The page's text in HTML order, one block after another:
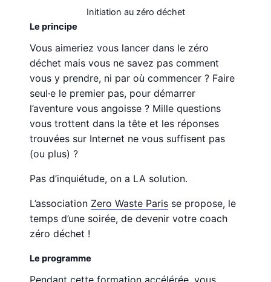
Initiation au zéro déchet
Le principe
Vous aimeriez vous lancer dans le zéro
déchet mais vous ne savez pas comment
vous y prendre, ni par où commencer ? Faire
seul·e le premier pas, pour démarrer
l’aventure vous angoisse ? Mille questions
vous trottent dans la tête et les réponses
trouvées sur Internet ne vous suffisent pas
(ou plus) ?
Pas d’inquiétude, on a LA solution.
L’association Zero Waste Paris se propose, le
temps d’une soirée, de devenir votre coach
zéro déchet !
Le programme